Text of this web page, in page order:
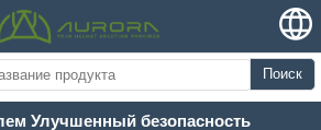
Поиск
Улучшенный безопасность